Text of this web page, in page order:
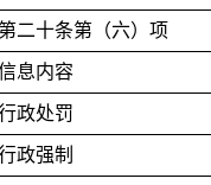
第二十条第（六）项
息内容
政处罚
政强制